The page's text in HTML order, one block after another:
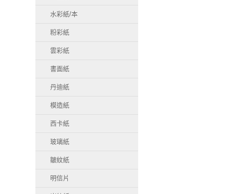
水彩紙/本
粉彩紙
雲彩紙
書面紙
丹迪紙
模造紙
西卡紙
玻璃紙
皺紋紙
明信片